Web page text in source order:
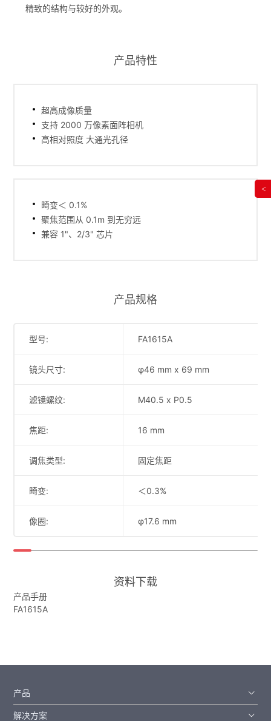
精致的结构与较好的外观。
产品特性
超高成像质量
支持 2000 万像素面阵相机
高相对照度 大通光孔径
畸变＜ 0.1%
聚焦范围从 0.1m 到无穷远
兼容 1"、2/3" 芯片
产品规格
型号: FA1615A
镜头尺寸: φ46 mm x 69 mm
滤镜螺纹: M40.5 x P0.5
焦距: 16 mm
调焦类型: 固定焦距
畸变: ＜0.3%
像圈: φ17.6 mm
资料下载
产品手册
FA1615A
产品
解决方案
<